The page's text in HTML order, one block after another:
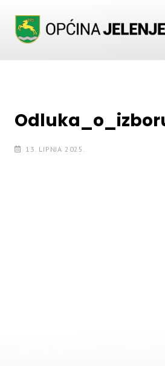
13. LIPNJA 2025.